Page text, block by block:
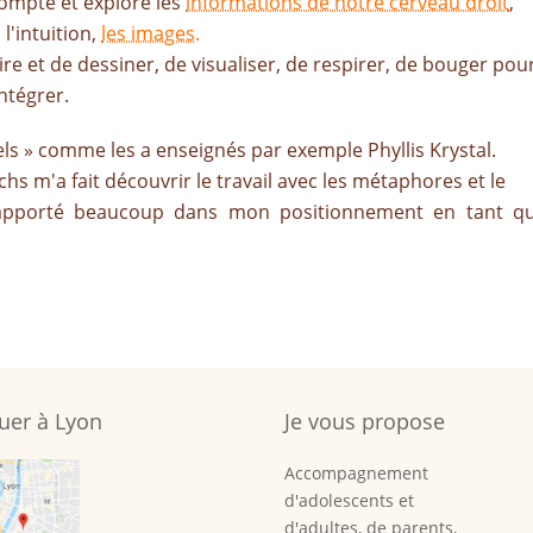
l'intuition, les images.
et de dessiner, de visualiser, de respirer, de bouger
» comme les a enseignés par exemple Phyllis Krystal.
m'a fait découvrir le travail avec les métaphores et le
beaucoup dans mon positionnement en tant
à Lyon Je vous propose
Accompagnement
d'adolescents et
d'adultes, de parents,